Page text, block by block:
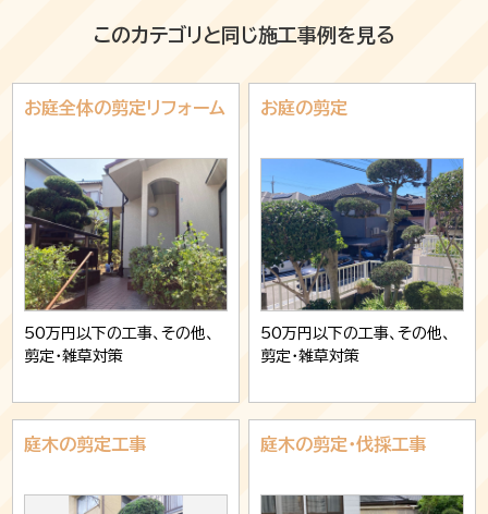
このカテゴリと同じ施工事例を見る
お庭全体の剪定リフォーム
50万円以下の工事、その他、
剪定・雑草対策
お庭の剪定
50万円以下の工事、その他、
剪定・雑草対策
庭木の剪定工事 庭木の剪定・伐採工事